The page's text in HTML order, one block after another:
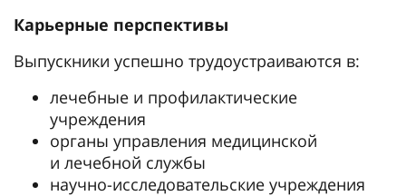
Карьерные перспективы
Выпускники успешно трудоустраиваются в:
лечебные и профилактические
учреждения
органы управления медицинской
и лечебной службы
научно-исследовательские учреждения